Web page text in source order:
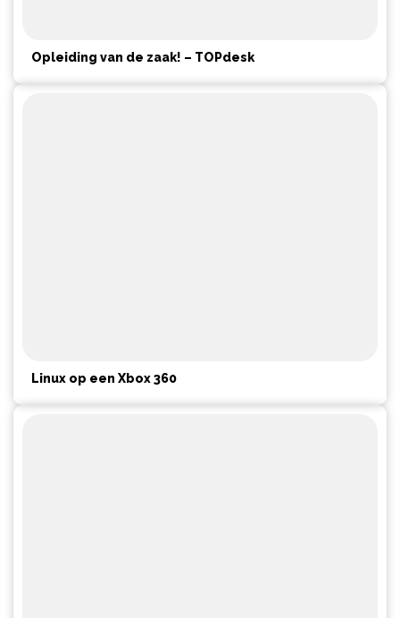
Opleiding van de zaak! – TOPdesk
Linux op een Xbox 360